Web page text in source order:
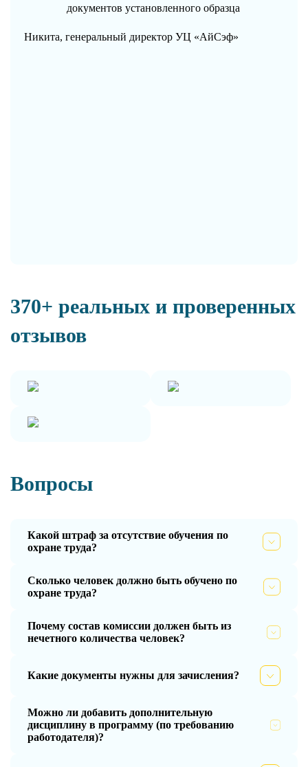
документов установленного образца
Никита, генеральный директор УЦ «АйСэф»
370+ реальных и проверенных
отзывов
Вопросы
Какой штраф за отсутствие обучения по
охране труда?
Сколько человек должно быть обучено по
охране труда?
Почему состав комиссии должен быть из
нечетного количества человек?
Какие документы нужны для зачисления?
Можно ли добавить дополнительную
дисциплину в программу (по требованию
работодателя)?